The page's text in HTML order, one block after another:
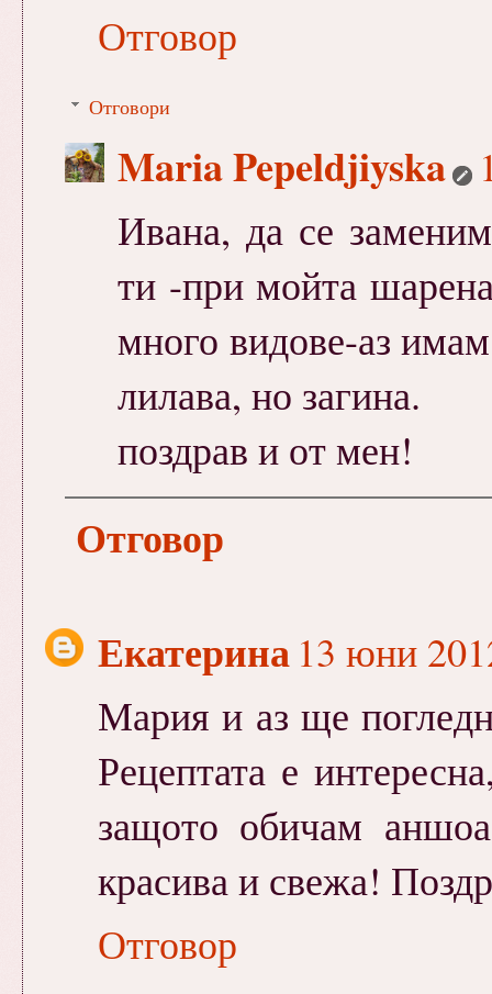
Отговор
Отговори
Maria Pepeldjiyska
Ивана, да се
ти -при мойта
много видове-аз
лилава, но загина.
поздрав и от мен!
Отговор
Екатерина 13 юни
Мария и аз ще
Рецептата е
защото обичам
красива и свежа!
Отговор